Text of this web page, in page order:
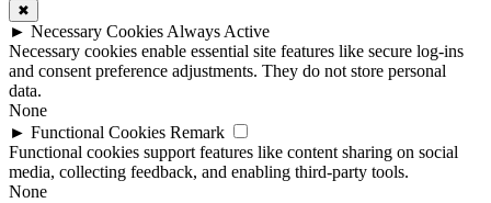
✖
► Necessary Cookies Always Active
Necessary cookies enable essential site features like secure log-ins
and consent preference adjustments. They do not store personal
data.
None
► Functional Cookies Remark
Functional cookies support features like content sharing on social
media, collecting feedback, and enabling third-party tools.
None